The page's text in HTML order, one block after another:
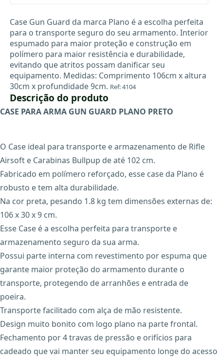
Case Gun Guard da marca Plano é a escolha perfeita
para o transporte seguro do seu armamento. Interior
espumado para maior proteção e construção em
polímero para maior resistência e durabilidade,
evitando que atritos possam danificar seu
equipamento. Medidas: Comprimento 106cm x altura
30cm x profundidade 9cm. Ref: 4104
Descrição do produto
CASE PARA ARMA GUN GUARD PLANO PRETO
O Case ideal para transporte e armazenamento de Rifle
Airsoft e Carabinas Bullpup de até 102 cm.
Fabricado em polímero reforçado, esse case da Plano é
robusto e tem alta durabilidade.
Na cor preta, pesando 1.8 kg tem dimensões externas de:
106 x 30 x 9 cm.
Esse Case é a escolha perfeita para transporte e
armazenamento seguro da sua arma.
Possui parte interna com revestimento por espuma que
garante maior proteção do armamento durante o
transporte, protegendo de arranhões e entrada de
poeira.
Transporte facilitado com alça de mão resistente.
Design muito bonito com logo plano na parte frontal.
Fechamento por 4 travas de pressão e orifícios para
cadeado que vai manter seu equipamento longe do acesso